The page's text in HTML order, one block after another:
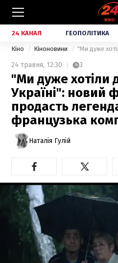
24 КАНАЛ ГЕОПОЛІТИКА
Кіно Кіноновини
24 травня, 12:30 3
"Ми дуже хотіли
Україні": новий
продасть
французька
Наталія Гулій